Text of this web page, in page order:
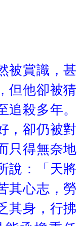
被賞識，甚
但他卻被猜
追殺多年。
，卻仍被對
只得無奈地
說：「天將
其心志，勞
其身，行拂